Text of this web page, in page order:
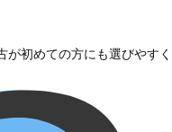
が初めての方にも選びやす